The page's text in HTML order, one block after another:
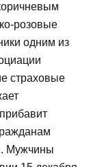
розовые
одним из
страховые
Мужчины